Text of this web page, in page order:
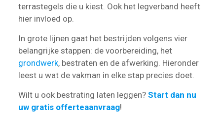
terrastegels die u kiest. Ook het legverband heeft
hier invloed op.
In grote lijnen gaat het bestrijden volgens vier
belangrijke stappen: de voorbereiding, het
grondwerk, bestraten en de afwerking. Hieronder
leest u wat de vakman in elke stap precies doet.
Wilt u ook bestrating laten leggen? Start dan nu
uw gratis offerteaanvraag!